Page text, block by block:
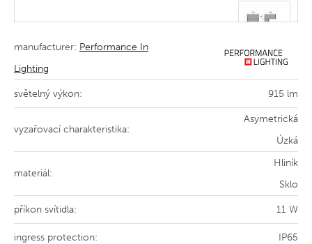
manufacturer: Performance In
Lighting
světelný výkon: 915 lm
vyzařovací charakteristika:
Asymetrická
Úzká
materiál:
Hliník
Sklo
příkon svítidla: 11 W
ingress protection: IP65